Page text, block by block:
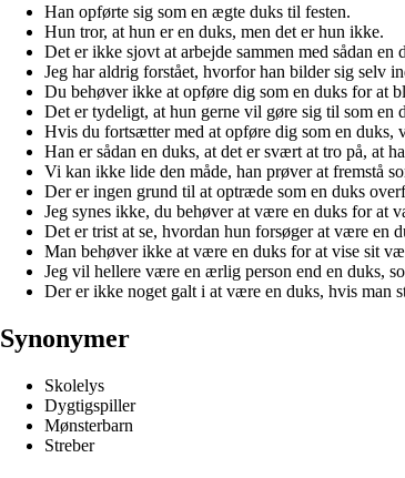
Han opførte sig som en ægte duks til festen.
Hun tror, at hun er en duks, men det er hun ikke.
Det er ikke sjovt at arbejde sammen med sådan en
Jeg har aldrig forstået, hvorfor han bilder sig selv
Du behøver ikke at opføre dig som en duks for at
Det er tydeligt, at hun gerne vil gøre sig til som en
Hvis du fortsætter med at opføre dig som en duks,
Han er sådan en duks, at det er svært at tro på, at
Vi kan ikke lide den måde, han prøver at fremstå
Der er ingen grund til at optræde som en duks
Jeg synes ikke, du behøver at være en duks for at
Det er trist at se, hvordan hun forsøger at være en
Man behøver ikke at være en duks for at vise sit
Jeg vil hellere være en ærlig person end en duks,
Der er ikke noget galt i at være en duks, hvis man
Synonymer
Skolelys
Dygtigspiller
Mønsterbarn
Streber